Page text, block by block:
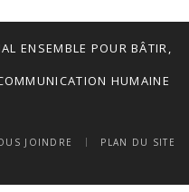
ENSEMBLE POUR BÂTIR,
HUMAINE
JOINDRE PLAN DU SITE